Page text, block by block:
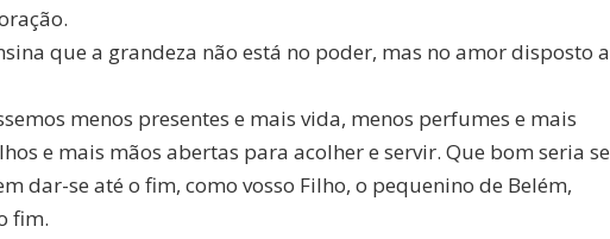
que a grandeza não está no poder, mas no amor disposto a
menos presentes e mais vida, menos perfumes e mais
e mais mãos abertas para acolher e servir. Que bom seria se
dar-se até o fim, como vosso Filho, o pequenino de Belém,
fim.